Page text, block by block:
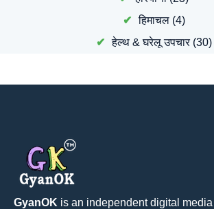
हिमाचल (4)
हेल्थ & घरेलू उपचार(30)
GyanOK is an independent digital